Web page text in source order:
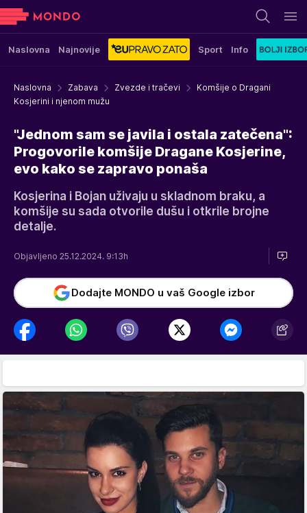
Naslovna Najnovije Sport Info
Naslovna Zabava Zvezde i tračevi
Komšije o Dragani
Kosjerini i njenom mužu
"Jednom sam se javila i ostala zatečena":
Progovorile komšije Dragane Kosjerine,
evo kako se zapravo ponaša
Kosjerina i Bojan uživaju u skladnom braku, a
komšije su sada otvorile dušu i otkrile brojne
detalje.
Objavljeno 25.12.2024. 9:13h
Dodajte MONDO u vaš Google izbor